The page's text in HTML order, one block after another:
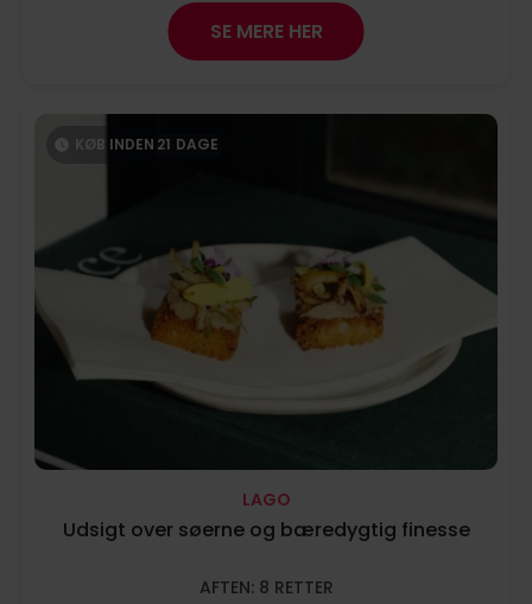
SE MERE HER
LAGO
Udsigt over søerne og bæredygtig finesse
AFTEN: 8 RETTER
KØB INDEN 21 DAGE